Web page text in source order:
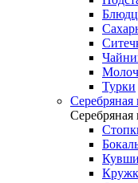
Турки
Серебряная
Серебряная